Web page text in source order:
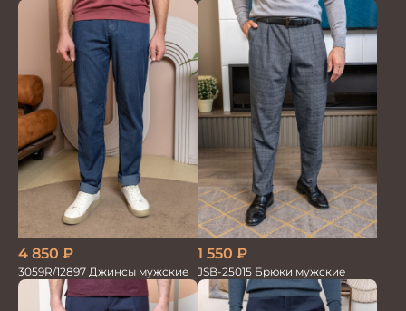
4 850 ₽
3059R/12897 Джинсы мужские
1 550 ₽
JSB-25015 Брюки мужские